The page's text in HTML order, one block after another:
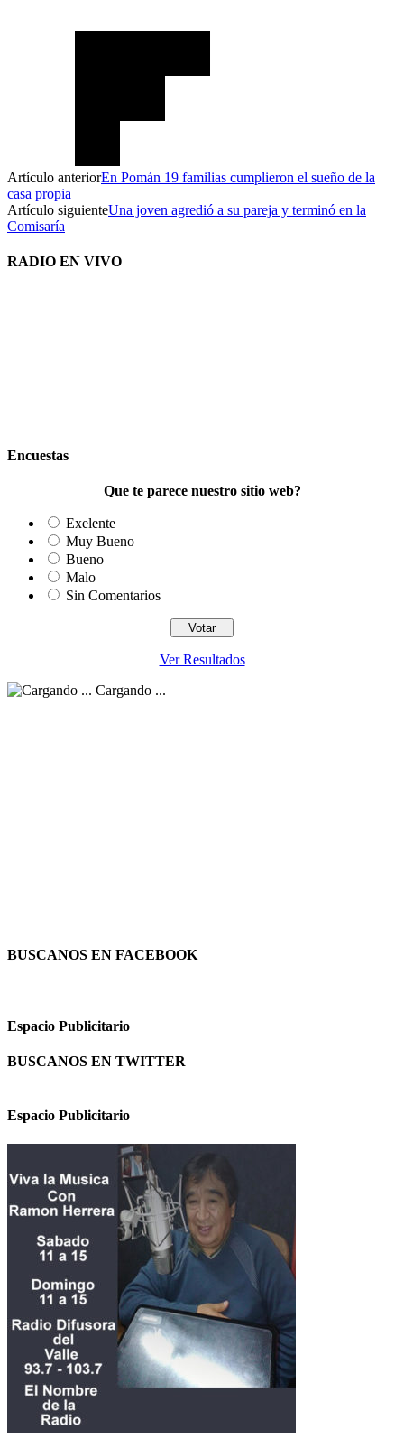
Artículo anteriorEn Pomán 19 familias cumplieron el sueño de la
casa propia
Artículo siguienteUna joven agredió a su pareja y terminó en la
Comisaría
RADIO EN VIVO
Encuestas
Que te parece nuestro sitio web?
Exelente
Muy Bueno
Bueno
Malo
Sin Comentarios
Ver Resultados
Cargando ...
BUSCANOS EN FACEBOOK
Espacio Publicitario
BUSCANOS EN TWITTER
Espacio Publicitario